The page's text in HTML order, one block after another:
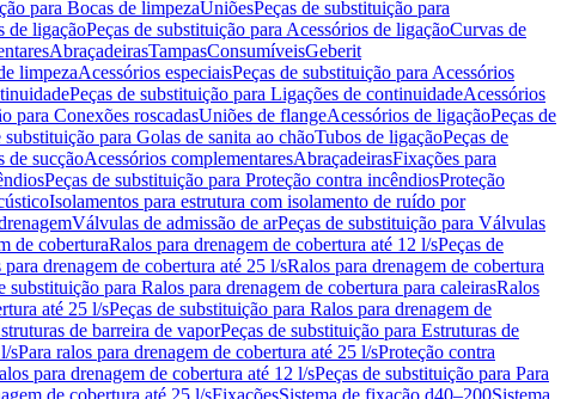
para Bocas de limpezaUniõesPeças de substituição para
de ligaçãoPeças de substituição para Acessórios de ligaçãoCurvas de
AbraçadeirasTampasConsumíveisGeberit
limpezaAcessórios especiaisPeças de substituição para Acessórios
Peças de substituição para Ligações de continuidadeAcessórios
para Conexões roscadasUniões de flangeAcessórios de ligaçãoPeças de
substituição para Golas de sanita ao chãoTubos de ligaçãoPeças de
de sucçãoAcessórios complementaresAbraçadeirasFixações para
Peças de substituição para Proteção contra incêndiosProteção
Isolamentos para estrutura com isolamento de ruído por
Válvulas de admissão de arPeças de substituição para Válvulas
de coberturaRalos para drenagem de cobertura até 12 l/sPeças de
drenagem de cobertura até 25 l/sRalos para drenagem de cobertura
substituição para Ralos para drenagem de cobertura para caleirasRalos
até 25 l/sPeças de substituição para Ralos para drenagem de
de barreira de vaporPeças de substituição para Estruturas de
sPara ralos para drenagem de cobertura até 25 l/sProteção contra
para drenagem de cobertura até 12 l/sPeças de substituição para Para
de cobertura até 25 l/sFixaçõesSistema de fixação d40–200Sistema